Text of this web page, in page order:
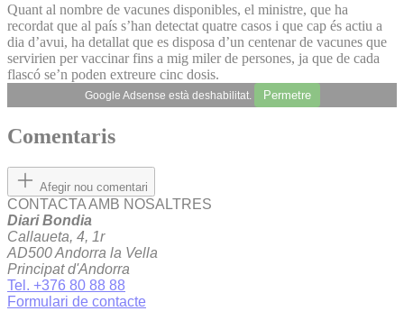
Quant al nombre de vacunes disponibles, el ministre, que ha
recordat que al país s’han detectat quatre casos i que cap és actiu a
dia d’avui, ha detallat que es disposa d’un centenar de vacunes que
servirien per vaccinar fins a mig miler de persones, ja que de cada
flascó se’n poden extreure cinc dosis.
Google Adsense està deshabilitat. Permetre
Comentaris
Afegir nou comentari
CONTACTA AMB NOSALTRES
Diari Bondia
Callaueta, 4, 1r
AD500 Andorra la Vella
Principat d'Andorra
Tel. +376 80 88 88
Formulari de contacte